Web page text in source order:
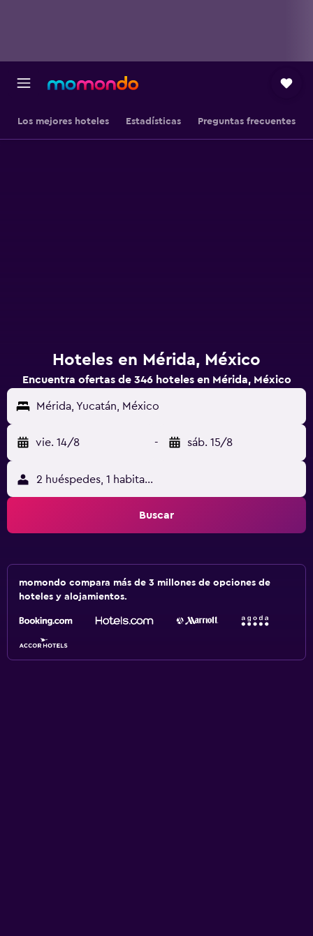
Los mejores hoteles Estadísticas Preguntas frecuentes
Hoteles en Mérida, México
Encuentra ofertas de 346 hoteles en Mérida, México
Mérida, Yucatán, México
vie. 14/8 - sáb. 15/8
2 huéspedes, 1 habitación
Buscar
momondo compara más de 3 millones de opciones de
hoteles y alojamientos.